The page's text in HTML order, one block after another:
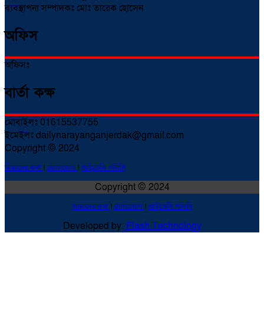
ব্যবস্থাপনা সম্পাদকঃ মোঃ তারেক হোসেন
অফিস
অফিসঃ
বার্তা কক্ষ
মোবাইলঃ 01615537755
ইমেইলঃ dailynarayanganjerdak@gmail.com
Copyright © 2024
আমাদের কথা! যোগাযোগ ! প্রাইভেসি পলিসি
Copyright © 2024
আমাদের কথা! যোগাযোগ ! প্রাইভেসি পলিসি
Developed by: Flash Technology